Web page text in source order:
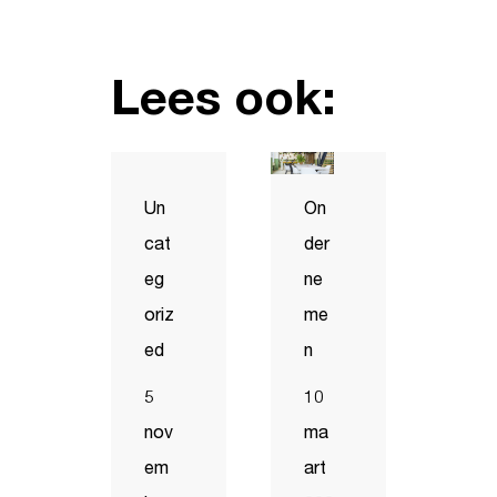
Lees ook:
Un
cat
eg
oriz
ed
5
nov
em
On
der
ne
me
n
10
ma
art